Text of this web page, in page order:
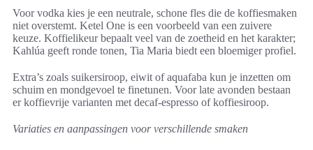
Voor vodka kies je een neutrale, schone fles die de koffiesmaken
niet overstemt. Ketel One is een voorbeeld van een zuivere
keuze. Koffielikeur bepaalt veel van de zoetheid en het karakter;
Kahlúa geeft ronde tonen, Tia Maria biedt een bloemiger profiel.
Extra’s zoals suikersiroop, eiwit of aquafaba kun je inzetten om
schuim en mondgevoel te finetunen. Voor late avonden bestaan
er koffievrije varianten met decaf-espresso of koffiesiroop.
Variaties en aanpassingen voor verschillende smaken